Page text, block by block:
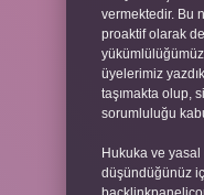
vermektedir. Bu
proaktif olarak
üyelerimiz
taşımakta olup,
sorumluluğu
Hukuka ve yasal
düşündüğünüz